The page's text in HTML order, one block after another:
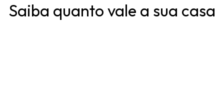
Saiba quanto vale a sua casa